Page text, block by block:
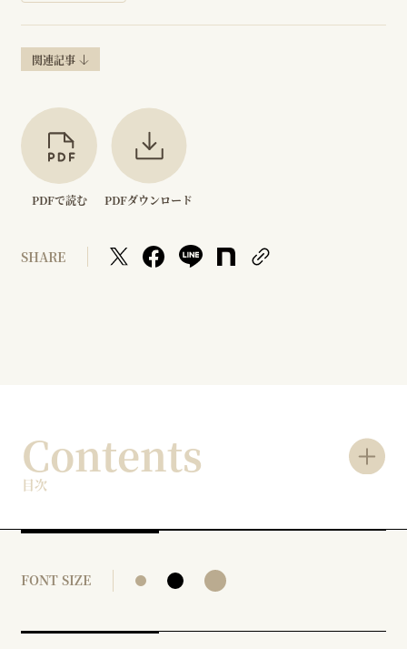
関連記事
PDFで読む PDFダウンロード
SHARE
Contents
目次
FONT SIZE